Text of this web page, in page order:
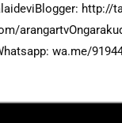
Blogger: http://
arangartv
wa.me/